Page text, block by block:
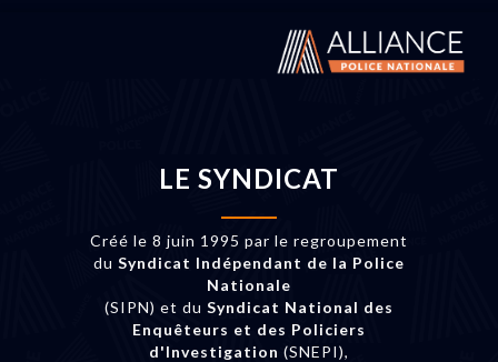
LE SYNDICAT
Créé le 8 juin 1995 par le regroupement
du Syndicat Indépendant de la Police
Nationale
(SIPN) et du Syndicat National des
Enquêteurs et des Policiers
d'Investigation (SNEPI),